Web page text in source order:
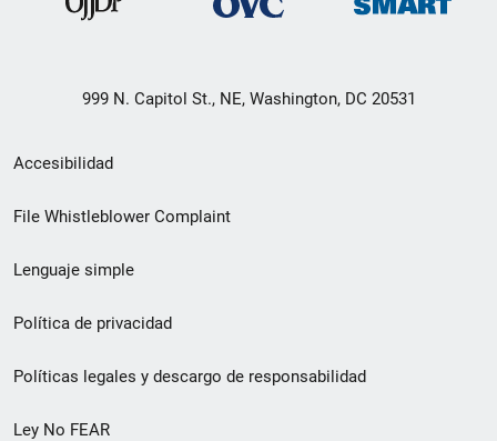
999 N. Capitol St., NE, Washington, DC 20531
Menú
de
de
pie
de
página
Accesibilidad
File Whistleblower Complaint
Lenguaje simple
Política de privacidad
Políticas legales y descargo de responsabilidad
Ley No FEAR